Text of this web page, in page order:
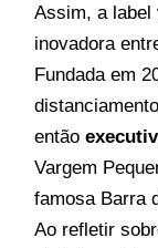
Assim, a label
inovadora
Fundada em
então
Vargem
famosa Barra
Ao refletir